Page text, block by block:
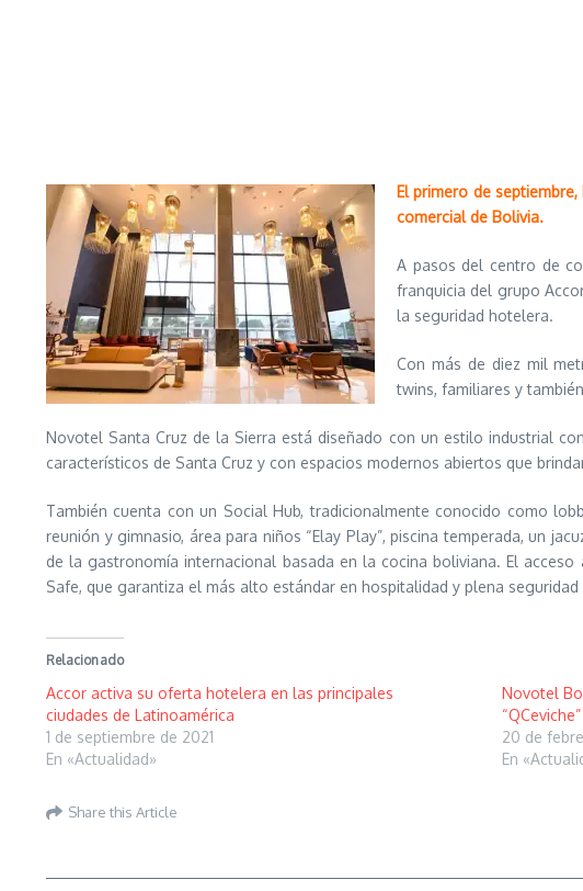
El primero de
comercial de Bolivia.
A pasos del centro de
franquicia del grupo
la seguridad hotelera.
Con más de diez mil
twins, familiares y
Novotel Santa Cruz de la Sierra está diseñado con un estilo industrial
característicos de Santa Cruz y con espacios modernos abiertos que
También cuenta con un Social Hub, tradicionalmente conocido como
reunión y gimnasio, área para niños “Elay Play”, piscina temperada, un
de la gastronomía internacional basada en la cocina boliviana. El
Safe, que garantiza el más alto estándar en hospitalidad y plena
Relacionado
Accor activa su oferta hotelera en las principales
ciudades de Latinoamérica
1 de septiembre de 2021
En «Actualidad»
Novotel
“QCeviche”
20 de
En
Share this Article